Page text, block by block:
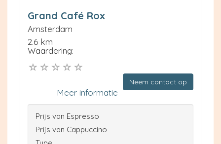
Grand Café Rox
Amsterdam
2.6 km
Waardering:
Neem contact op
Meer informatie
Prijs van Espresso
Prijs van Cappuccino